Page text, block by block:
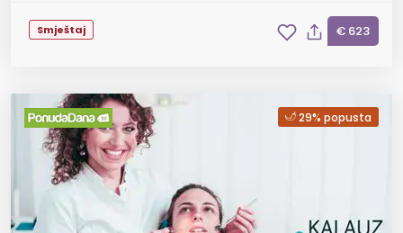
Smještaj € 623
29% popusta